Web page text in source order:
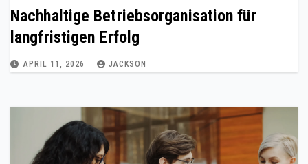
Nachhaltige Betriebsorganisation für
langfristigen Erfolg
APRIL 11, 2026 JACKSON